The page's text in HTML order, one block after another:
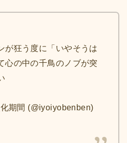
が狂う度に「いやそうは
心の中の千鳥のノブが突
期間 (@iyoiyobenben)